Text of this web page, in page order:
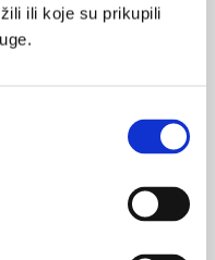
ili koje su prikupili